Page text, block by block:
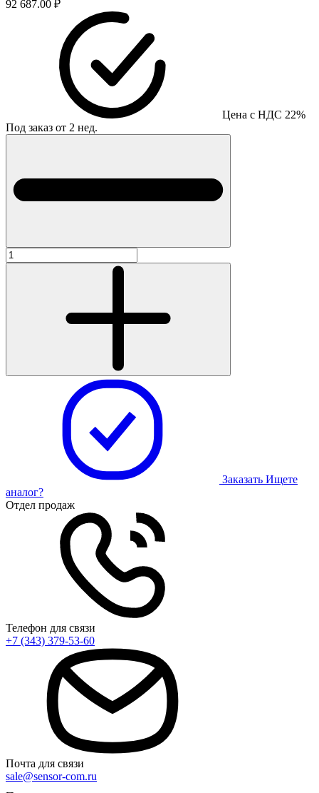
92 687.00 ₽
Цена с НДС 22%
Под заказ от 2 нед.
Заказать Ищете
аналог?
Отдел продаж
Телефон для связи
+7 (343) 379-53-60
Почта для связи
sale@sensor-com.ru